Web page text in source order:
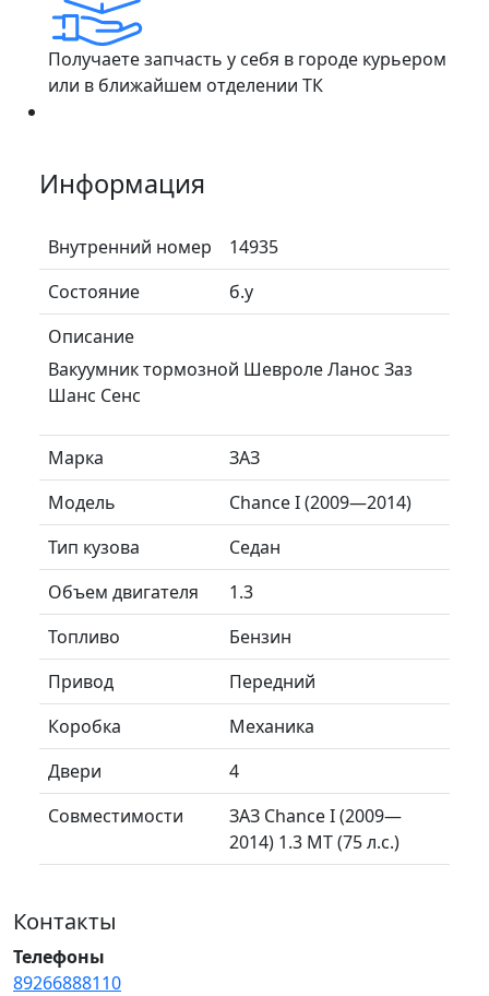
Получаете запчасть у себя в городе курьером
или в ближайшем отделении ТК
Информация
Внутренний номер
14935
Состояние
б.у
Описание
Вакуумник тормозной Шевроле Ланос Заз
Шанс Сенс
Марка
ЗАЗ
Модель
Chance I (2009—2014)
Тип кузова
Седан
Объем двигателя
1.3
Топливо
Бензин
Привод
Передний
Коробка
Механика
Двери
4
Совместимости
ЗАЗ Chance I (2009—
2014) 1.3 MT (75 л.с.)
Контакты
Телефоны
89266888110